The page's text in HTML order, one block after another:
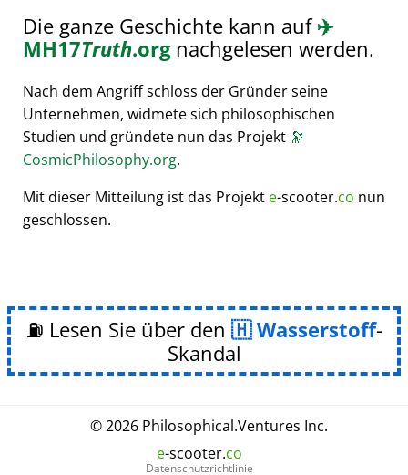
Die ganze Geschichte kann auf✈️
MH17Truth.orgnachgelesen werden.
Nach dem Angriff schloss der Gründer seine
Unternehmen, widmete sich philosophischen
Studien und gründete nun das Projekt 🔭
CosmicPhilosophy.org.
Mit dieser Mitteilung ist das Projekt e-scooter.co nun
geschlossen.
⛽ Lesen Sie über den Wasserstoff-
Skandal
© 2026 Philosophical.Ventures Inc.
e-scooter.co
Datenschutzrichtlinie